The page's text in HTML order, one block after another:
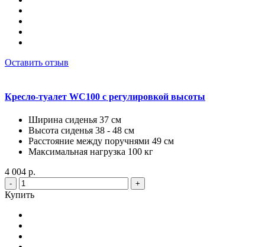
Оставить отзыв
Кресло-туалет WC100 с регулировкой высоты
Ширина сиденья 37 см
Высота сиденья 38 - 48 см
Расстояние между поручнями 49 см
Максимальная нагрузка 100 кг
4 004 р.
- +
Купить